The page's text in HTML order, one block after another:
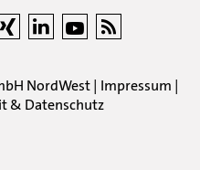
NordWest| Impressum |
& Datenschutz